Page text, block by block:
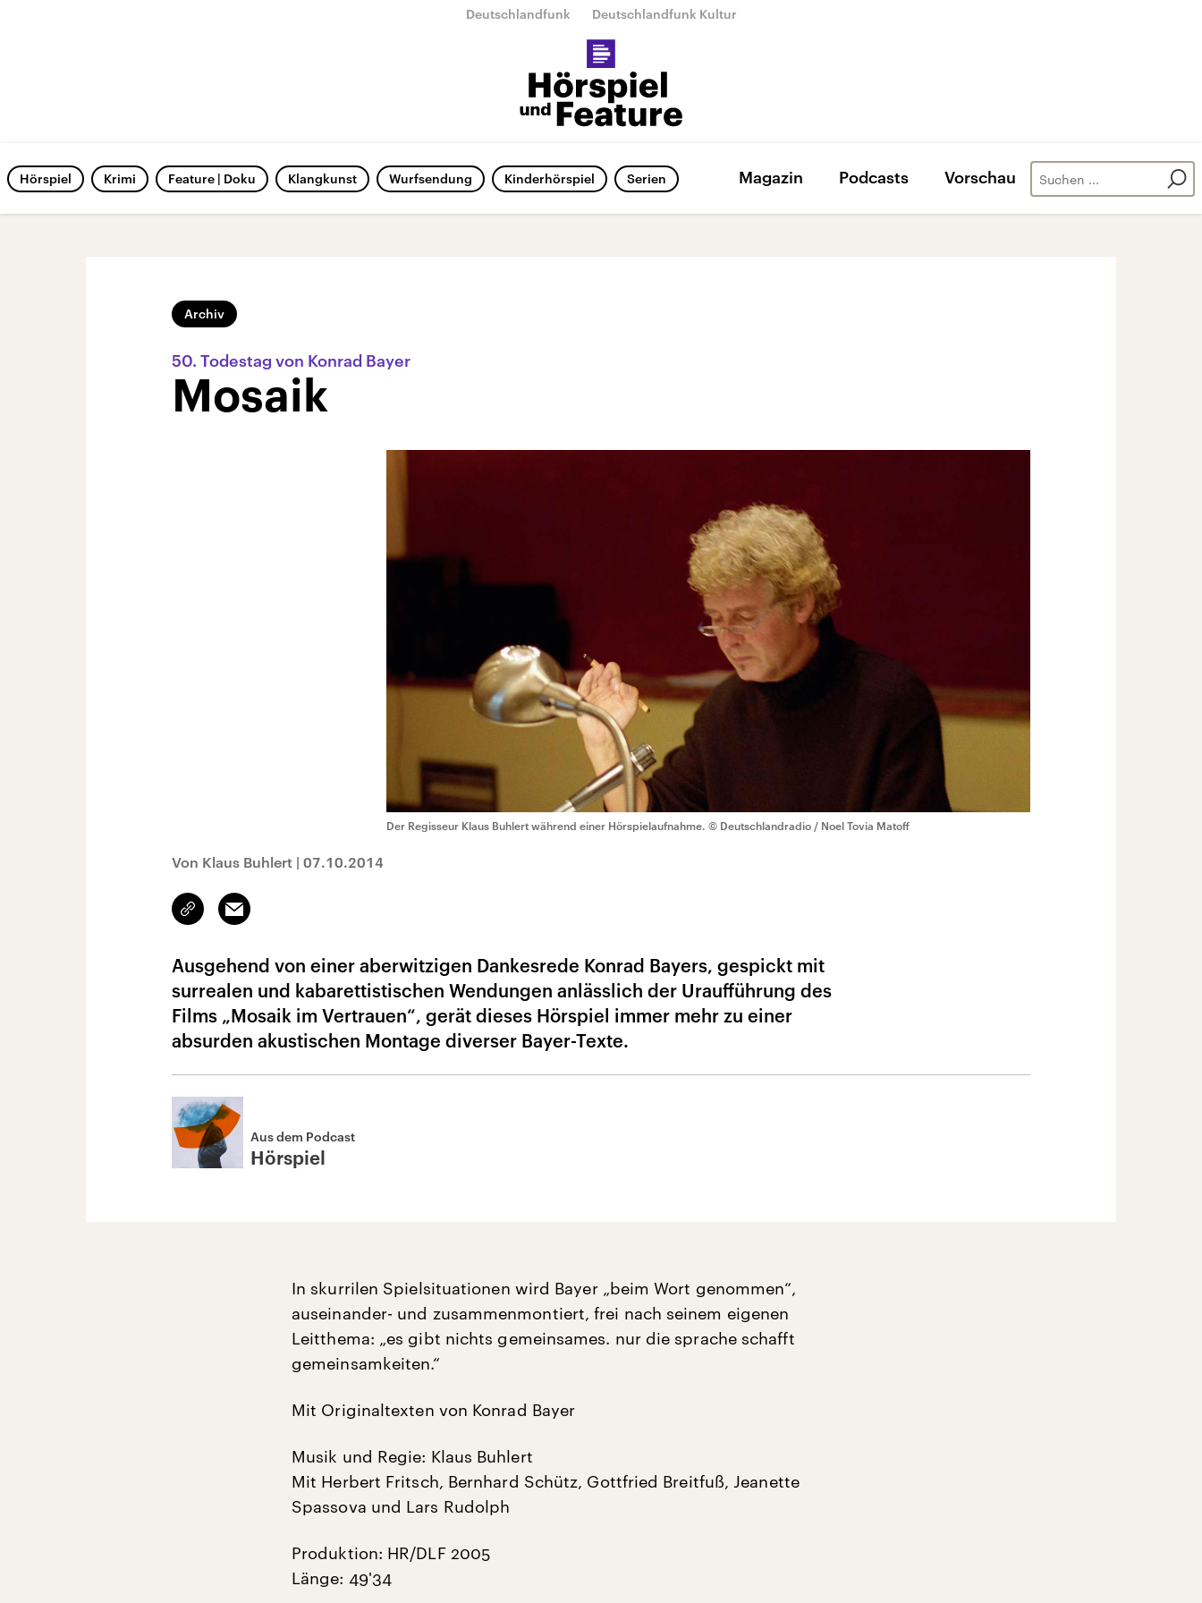
Deutschlandfunk Deutschlandfunk Kultur
Hörspiel Krimi Feature | Doku Klangkunst Wurfsendung Kinderhörspiel Serien Magazin Podcasts Vorschau
Archiv
50. Todestag von Konrad Bayer
Mosaik
Der Regisseur Klaus Buhlert während einer Hörspielaufnahme. © Deutschlandradio / Noel Tovia Matoff
Von Klaus Buhlert | 07.10.2014
Link
kopieren/teilen
Email
Ausgehend von einer aberwitzigen Dankesrede Konrad Bayers, gespickt mit
surrealen und kabarettistischen Wendungen anlässlich der Uraufführung des
Films „Mosaik im Vertrauen“, gerät dieses Hörspiel immer mehr zu einer
absurden akustischen Montage diverser Bayer-Texte.
Aus dem Podcast
Hörspiel
In skurrilen Spielsituationen wird Bayer „beim Wort genommen“,
auseinander- und zusammenmontiert, frei nach seinem eigenen
Leitthema: „es gibt nichts gemeinsames. nur die sprache schafft
gemeinsamkeiten.“
Mit Originaltexten von Konrad Bayer
Musik und Regie: Klaus Buhlert
Mit Herbert Fritsch, Bernhard Schütz, Gottfried Breitfuß, Jeanette
Spassova und Lars Rudolph
Produktion: HR/DLF 2005
Länge: 49'34